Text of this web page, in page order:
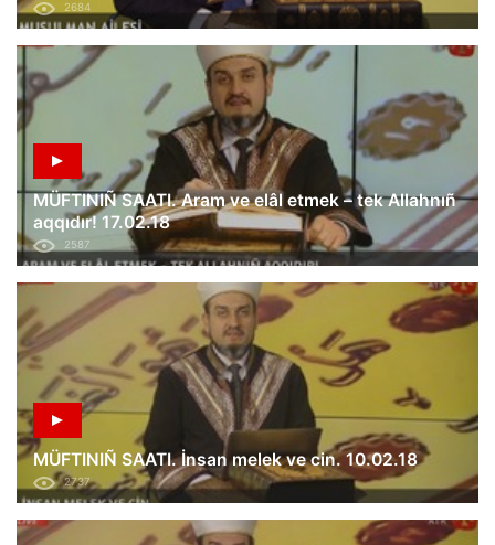
2684
MÜFTINIÑ SAATI. Aram ve elâl etmek – tek Allahnıñ
aqqıdır! 17.02.18
2587
MÜFTINIÑ SAATI. İnsan melek ve cin. 10.02.18
2737